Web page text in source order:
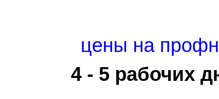
цены на
4 - 5 рабочих